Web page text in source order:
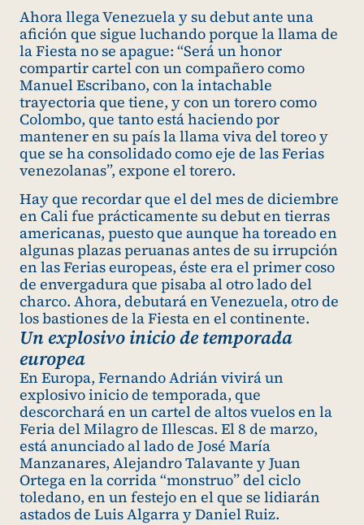
Ahora llega Venezuela y su debut ante una
afición que sigue luchando porque la llama de
la Fiesta no se apague: “Será un honor
compartir cartel con un compañero como
Manuel Escribano, con la intachable
trayectoria que tiene, y con un torero como
Colombo, que tanto está haciendo por
mantener en su país la llama viva del toreo y
que se ha consolidado como eje de las Ferias
venezolanas”, expone el torero.
Hay que recordar que el del mes de diciembre
en Cali fue prácticamente su debut en tierras
americanas, puesto que aunque ha toreado en
algunas plazas peruanas antes de su irrupción
en las Ferias europeas, éste era el primer coso
de envergadura que pisaba al otro lado del
charco. Ahora, debutará en Venezuela, otro de
los bastiones de la Fiesta en el continente.
Un explosivo inicio de temporada
europea
En Europa, Fernando Adrián vivirá un
explosivo inicio de temporada, que
descorchará en un cartel de altos vuelos en la
Feria del Milagro de Illescas. El 8 de marzo,
está anunciado al lado de José María
Manzanares, Alejandro Talavante y Juan
Ortega en la corrida “monstruo” del ciclo
toledano, en un festejo en el que se lidiarán
astados de Luis Algarra y Daniel Ruiz.